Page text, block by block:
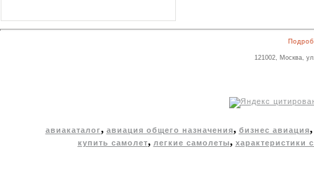
121002, Москва,
авиакаталог, авиация общего назначения, бизнес авиация
купить самолет, легкие самолеты, характеристики